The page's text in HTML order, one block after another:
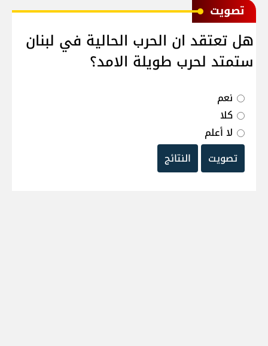
ﺗﺼﻮﻳﺖ
هل تعتقد ان الحرب الحالية في لبنان
ستمتد لحرب طويلة الامد؟
نعم
كلا
لا أعلم
تصويت
النتائج